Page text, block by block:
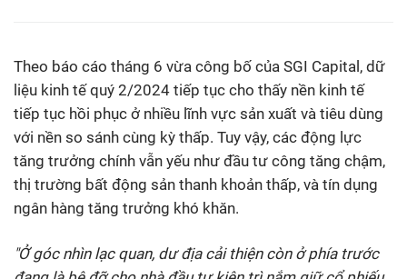
Theo báo cáo tháng 6 vừa công bố của SGI Capital, dữ
liệu kinh tế quý 2/2024 tiếp tục cho thấy nền kinh tế
tiếp tục hồi phục ở nhiều lĩnh vực sản xuất và tiêu dùng
với nền so sánh cùng kỳ thấp. Tuy vậy, các động lực
tăng trưởng chính vẫn yếu như đầu tư công tăng chậm,
thị trường bất động sản thanh khoản thấp, và tín dụng
ngân hàng tăng trưởng khó khăn.
"Ở góc nhìn lạc quan, dư địa cải thiện còn ở phía trước